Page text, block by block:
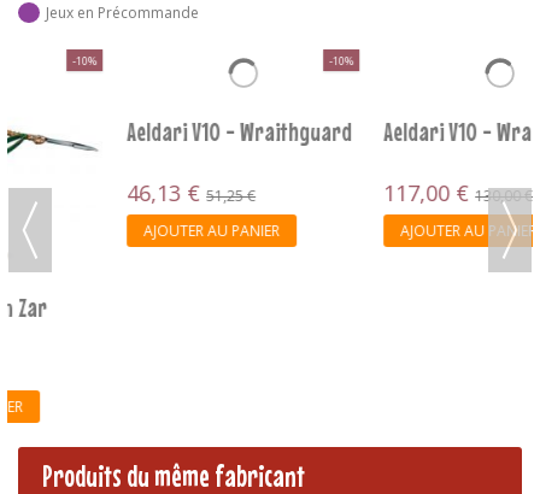
Jeux en Précommande
-10%
Aeldari V10 - Wraithguard
46,13 €
51,25 €
AJOUTER AU PANIER
-10%
Aeldari V10 - Wraithknight
130,00 €
AJOUTER AU PANIER
Produits du même fabricant